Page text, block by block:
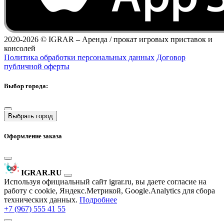
2020-2026 © IGRAR – Аренда / прокат игровых приставок и
консолей
Политика обработки персональных данных Договор
публичной оферты
Выбор города:
Выбрать город
Оформление заказа
IGRAR.RU
Используя официальный сайт igrar.ru, вы даете согласие на
работу с cookie, Яндекс.Метрикой, Google.Analytics для сбора
технических данных. Подробнее
+7 (967) 555 41 55